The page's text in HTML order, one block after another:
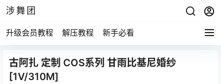
涉舞团
升级会员教程 解压教程 新手必看
古阿扎 定制 COS系列 甘雨比基尼婚纱
[1V/310M]